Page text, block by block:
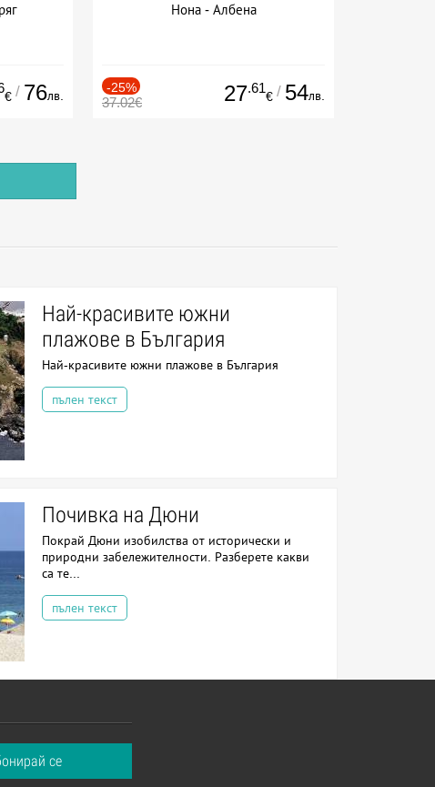
€ / 76лв.
Нона - Албена
-25%
37.02€ 27.61
€ / 54лв.
Най-красивите южни
плажове в България
Най-красивите южни плажове в България
пълен текст
Почивка на Дюни
Покрай Дюни изобилства от исторически и
природни забележителности. Разберете какви
са те...
пълен текст